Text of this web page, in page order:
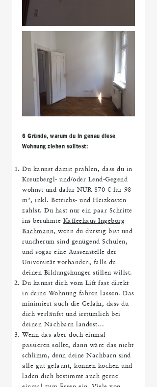
6 Gründe, warum du in genau diese
Wohnung ziehen solltest:
Du kannst damit prahlen, dass du in
Kreuzbergl- und/oder Lend-Gegend
wohnst und dafür NUR 870 € für 98
m², inkl. Betriebs- und Heizkosten
zahlst. Du hast nur ein paar Schritte
ins berühmte Kaffeehaus Ingeborg
Bachmann, wenn du durstig bist und
rundherum sind genügend Schulen,
und sogar eine Aussenstelle der
Universität vorhanden, falls du
deinen Bildungshunger stillen willst.
Du kannst dich vom Lift fast direkt
in deine Wohnung fahren lassen. Das
minimiert auch die Gefahr, dass du
dich verläufst und irrtümlich bei
deinen Nachbarn landest…
Wenn das aber doch einmal
passieren sollte, dann wäre das nicht
schlimm, denn deine Nachbarn sind
alle gut gelaunt, können kochen und
laden dich bestimmt auch gerne